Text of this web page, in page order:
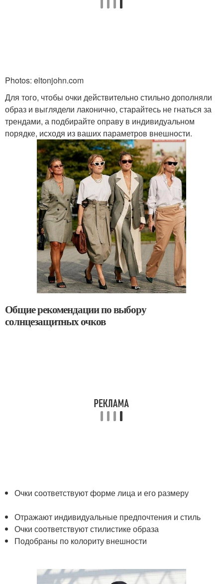
Photos: eltonjohn.com
Для того, чтобы очки действительно стильно дополняли
образ и выглядели лаконично, старайтесь не гнаться за
трендами, а подбирайте оправу в индивидуальном
порядке, исходя из ваших параметров внешности.
Общие рекомендации по выбору
солнцезащитных очков
Очки соответствуют форме лица и его размеру
Отражают индивидуальные предпочтения и стиль
Очки соответствуют стилистике образа
Подобраны по колориту внешности